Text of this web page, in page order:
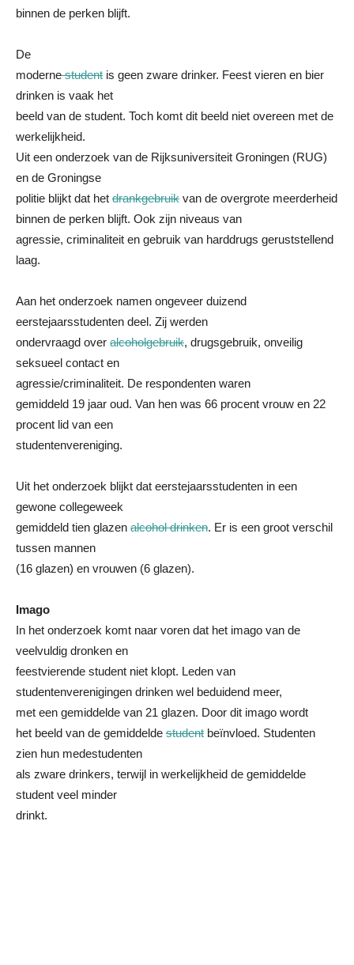
binnen de perken blijft.
De
modernestudent is geen zware drinker. Feest vieren en bier
drinken is vaak het
beeld van de student. Toch komt dit beeld niet overeen met de
werkelijkheid.
Uit een onderzoek van de Rijksuniversiteit Groningen (RUG)
en de Groningse
politie blijkt dat het drankgebruik van de overgrote meerderheid
binnen de perken blijft. Ook zijn niveaus van
agressie, criminaliteit en gebruik van harddrugs geruststellend
laag.
Aan het onderzoek namen ongeveer duizend
eerstejaarsstudenten deel. Zij werden
ondervraagd over alcoholgebruik, drugsgebruik, onveilig
seksueel contact en
agressie/criminaliteit. De respondenten waren
gemiddeld 19 jaar oud. Van hen was 66 procent vrouw en 22
procent lid van een
studentenvereniging.
Uit het onderzoek blijkt dat eerstejaarsstudenten in een
gewone collegeweek
gemiddeld tien glazen alcohol drinken. Er is een groot verschil
tussen mannen
(16 glazen) en vrouwen (6 glazen).
Imago
In het onderzoek komt naar voren dat het imago van de
veelvuldig dronken en
feestvierende student niet klopt. Leden van
studentenverenigingen drinken wel beduidend meer,
met een gemiddelde van 21 glazen. Door dit imago wordt
het beeld van de gemiddelde student beïnvloed. Studenten
zien hun medestudenten
als zware drinkers, terwijl in werkelijkheid de gemiddelde
student veel minder
drinkt.